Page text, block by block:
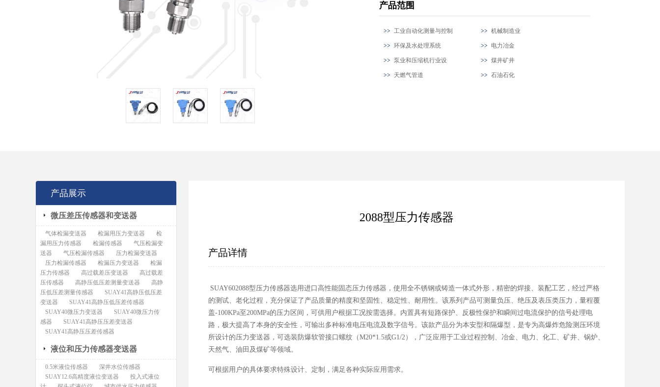
产品范围
工业自动化测量与控制 机械制造业
环保及水处理系统 电力冶金
泵业和压缩机行业设 煤井矿井
天燃气管道 石油石化
2088型压力传感器
产品详情
SUAY602088型压力传感器选用进口高性能固态压力传感器，使用全不锈钢或铸造一体式外形，精密的焊接、装配工艺，经过严格
的测试、老化过程，充分保证了产品质量的精度和坚固性、稳定性、耐用性。该系列产品可测量负压、绝压及表压类压力，量程覆
盖-100KPa至200MPa的压力区间，可供用户根据工况按需选择。内置具有短路保护、反极性保护和瞬间过电流保护的信号处理电
路，极大提高了本身的安全性，可输出多种标准电压电流及数字信号。该款产品分为本安型和隔爆型，是专为高爆炸危险测压环境
所设计的压力变送器，可选装防爆软管接口螺纹（M20*1.5或G1/2），广泛应用于工业过程控制、冶金、电力、化工、矿井、锅炉、
天然气、油田及煤矿等领域。
可根据用户的具体要求特殊设计、定制，满足各种实际应用需求。
产品展示
微压差压传感器和变送器
气体检漏变送器 检漏用压力变送器
检
漏用压力传感器
检漏传感器
气压检漏变
送器
气压检漏传感器
压力检漏变送器
压力检漏传感器
检漏压力变送器
检漏
压力传感器
高过载差压变送器
高过载差
压传感器
高静压低压差测量变送器
高静
压低压差测量传感器
SUAY41高静压低压差
变送器
SUAY41高静压低压差传感器
SUAY40微压力变送器
SUAY40微压力传
感器
SUAY41高静压压差变送器
SUAY41高静压压差传感器
液位和压力传感器变送器
0.5米液位传感器
深井水位传感器
SUAY12.6高精度液位变送器
投入式液位